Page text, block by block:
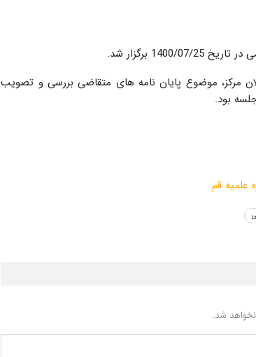
برگزار شد.
مرکز، موضوع پایان نامه های متقاضی بررسی و تصویب
بود.
علمیه قم
شد.